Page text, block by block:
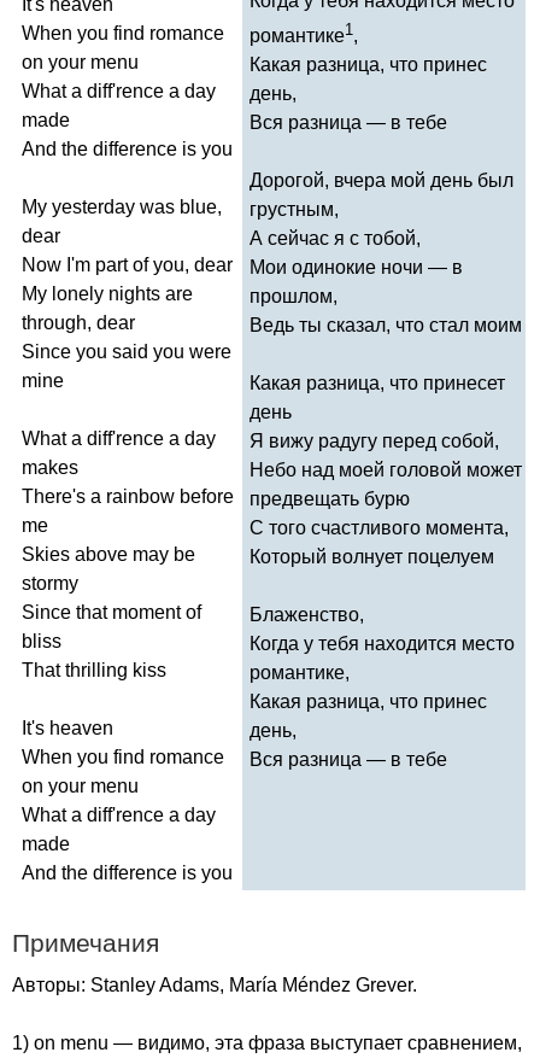
When you find romance
on your menu
What a diff'rence a day
made
And the difference is you
My yesterday was blue,
dear
Now I'm part of you, dear
My lonely nights are
through, dear
Since you said you were
mine
What a diff'rence a day
makes
There's a rainbow before
me
Skies above may be
stormy
Since that moment of
bliss
That thrilling kiss
It's heaven
When you find romance
on your menu
What a diff'rence a day
made
And the difference is you
романтике1 ,
Какая разница, что принес
день,
Вся разница — в тебе
Дорогой, вчера мой день был
грустным,
А сейчас я с тобой,
Мои одинокие ночи — в
прошлом,
Ведь ты сказал, что стал моим
Какая разница, что принесет
день
Я вижу радугу перед собой,
Небо над моей головой может
предвещать бурю
С того счастливого момента,
Который волнует поцелуем
Блаженство,
Когда у тебя находится место
романтике,
Какая разница, что принес
день,
Вся разница — в тебе
Примечания
Авторы: StanleyAdams, María Méndez Grever.
1) on menu — видимо, эта фраза выступает сравнением,